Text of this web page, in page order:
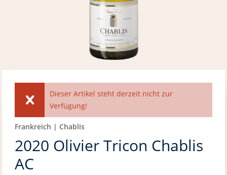
Dieser Artikel steht derzeit nicht zur
Verfügung!
Frankreich | Chablis
2020 Olivier Tricon Chablis
AC